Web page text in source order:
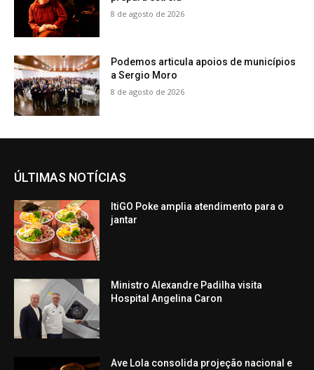
8 de agosto de 2026
Podemos articula apoios de municípios
a Sergio Moro
8 de agosto de 2026
ÚLTIMAS NOTÍCIAS
ItiGO Poke amplia atendimento para o
jantar
Ministro Alexandre Padilha visita
Hospital Angelina Caron
Ave Lola consolida projeção nacional e